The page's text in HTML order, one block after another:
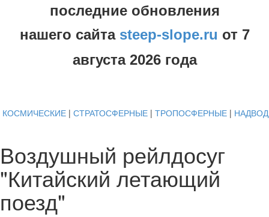
последние обновления
нашего сайта steep-slope.ru от 7
августа 2026 года
КОСМИЧЕСКИЕ | СТРАТОСФЕРНЫЕ | ТРОПОСФЕРНЫЕ |
Воздушный рейлдосуг
"Китайский летающий
поезд"